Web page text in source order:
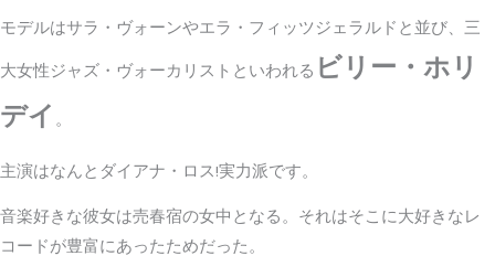
モデルはサラ・ヴォーンやエラ・フィッツジェラルドと並び、三
大女性ジャズ・ヴォーカリストといわれる ビリー・ホリ
デイ 。
主演はなんとダイアナ・ロス!実力派です。
音楽好きな彼女は売春宿の女中となる。それはそこに大好きなレ
コードが豊富にあったためだった。